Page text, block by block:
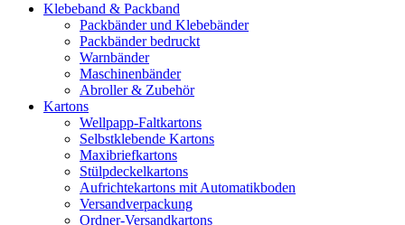
Klebeband & Packband
Packbänder und Klebebänder
Packbänder bedruckt
Warnbänder
Maschinenbänder
Abroller & Zubehör
Kartons
Wellpapp-Faltkartons
Selbstklebende Kartons
Maxibriefkartons
Stülpdeckelkartons
Aufrichtekartons mit Automatikboden
Versandverpackung
Ordner-Versandkartons